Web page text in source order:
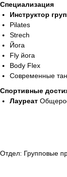
Специализация
Инструктор
Pilates
Strech
Йога
Fly йога
Body Flex
Современные
Спортивные
Лауреат
Отдел: Групповые